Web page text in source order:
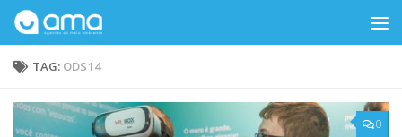
Skip to content
TAG: ODS14
0